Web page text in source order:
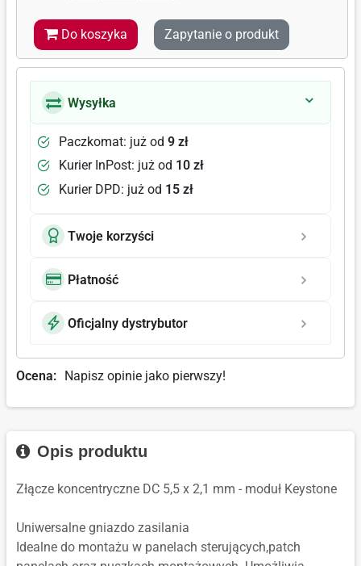
Do koszyka Zapytanie o produkt
Wysyłka
Paczkomat: już od 9 zł
Kurier InPost: już od 10 zł
Kurier DPD: już od 15 zł
Twoje korzyści
Płatność
Oficjalny dystrybutor
Ocena: Napisz opinie jako pierwszy!
Opis produktu
Złącze koncentryczne DC 5,5 x 2,1 mm - moduł Keystone
Uniwersalne gniazdo zasilania
Idealne do montażu w panelach sterujących,patch